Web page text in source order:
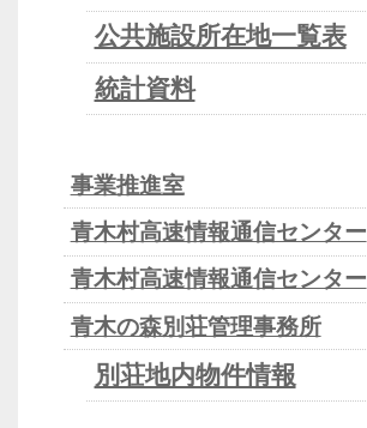
公共施設所在地一覧表
統計資料
事業推進室
青木村高速情報通信センター
青木村高速情報通信センター
青木の森別荘管理事務所
別荘地内物件情報